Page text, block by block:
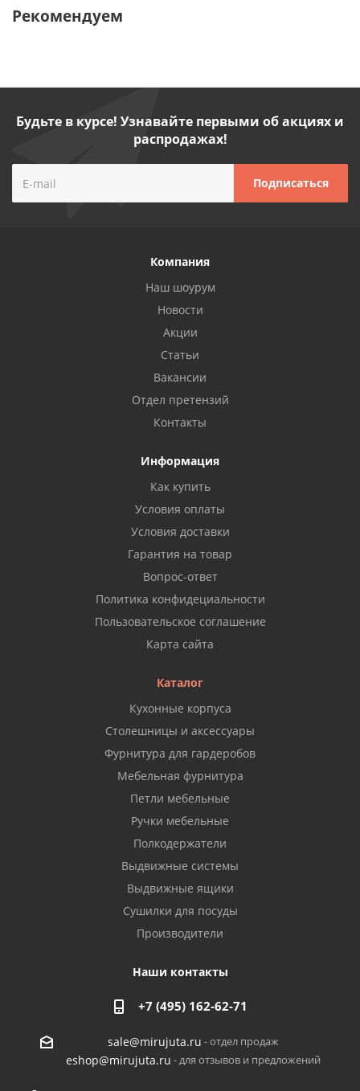
Рекомендуем
Будьте в курсе! Узнавайте первыми об акциях и
распродажах!
Компания
Наш шоурум
Новости
Акции
Статьи
Вакансии
Отдел претензий
Контакты
Информация
Как купить
Условия оплаты
Условия доставки
Гарантия на товар
Вопрос-ответ
Политика конфидециальности
Пользовательское соглашение
Карта сайта
Каталог
Кухонные корпуса
Столешницы и аксессуары
Фурнитура для гардеробов
Мебельная фурнитура
Петли мебельные
Ручки мебельные
Полкодержатели
Выдвижные системы
Выдвижные ящики
Сушилки для посуды
Производители
Наши контакты
+7 (495) 162-62-71
sale@mirujuta.ru - отдел продаж
eshop@mirujuta.ru - для отзывов и предложений